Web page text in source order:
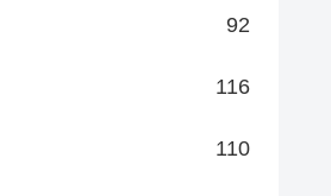
92
116
110